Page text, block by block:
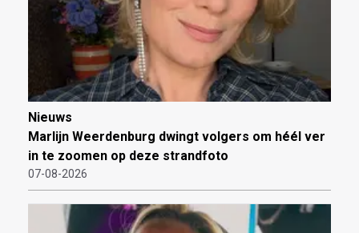
Nieuws
Marlijn Weerdenburg dwingt volgers om héél ver
in te zoomen op deze strandfoto
07-08-2026